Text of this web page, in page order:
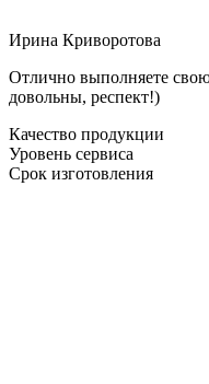
Ирина Криворотова
Отлично выполняете свою
довольны, респект!)
Качество продукции
Уровень сервиса
Срок изготовления